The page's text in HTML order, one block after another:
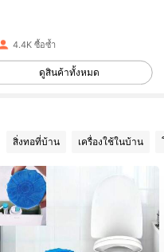
4.4K ซื้อซ้ำ
ดูสินค้าทั้งหมด
สิ่งทอที่บ้าน เครื่องใช้ในบ้าน